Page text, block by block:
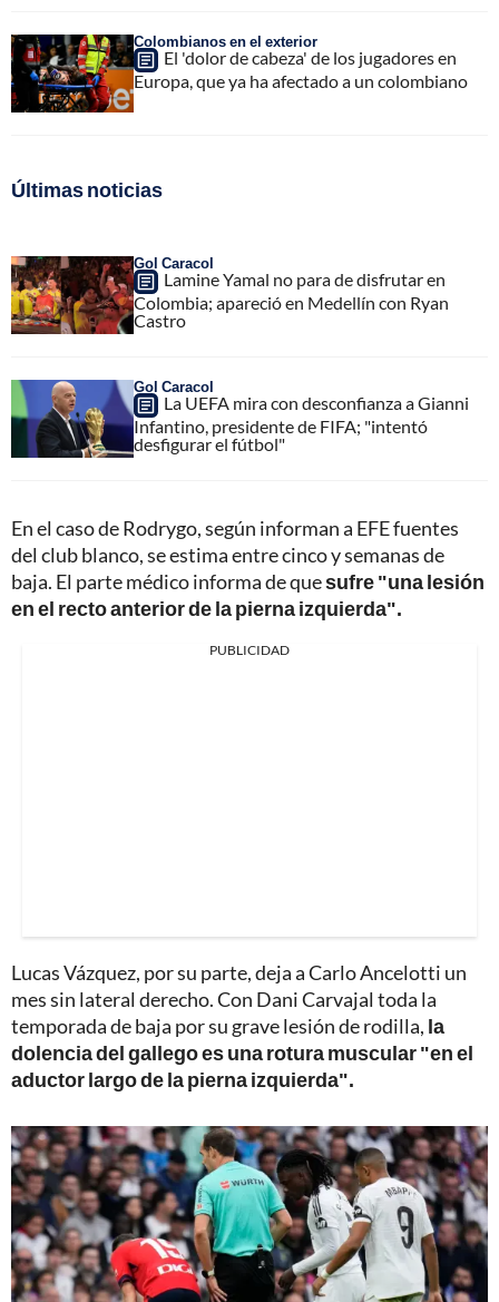
Colombianos en el exterior
El 'dolor de cabeza' de los jugadores en
Europa, que ya ha afectado a un colombiano
Últimas noticias
Gol Caracol
Lamine Yamal no para de disfrutar en
Colombia; apareció en Medellín con Ryan
Castro
Gol Caracol
La UEFA mira con desconfianza a Gianni
Infantino, presidente de FIFA; "intentó
desfigurar el fútbol"
En el caso de Rodrygo, según informan a EFE fuentes
del club blanco, se estima entre cinco y semanas de
baja. El parte médico informa de quesufre "una lesión
en el recto anterior de la pierna izquierda".
PUBLICIDAD
Lucas Vázquez, por su parte, deja a Carlo Ancelotti un
mes sin lateral derecho. Con Dani Carvajal toda la
temporada de baja por su grave lesión de rodilla, la
dolencia del gallego es una rotura muscular "en el
aductor largo de la pierna izquierda".